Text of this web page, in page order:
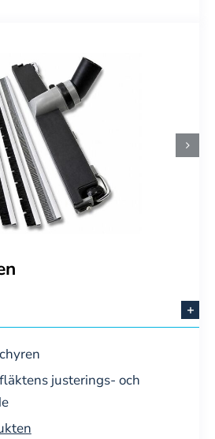
justerings- och